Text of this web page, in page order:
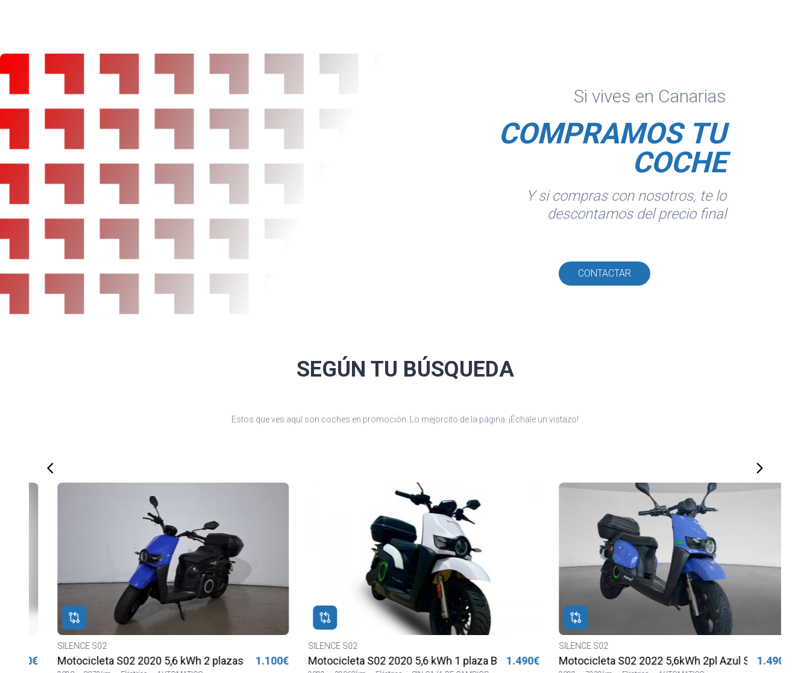
acompañante con pretensores
Si vives en Canarias
COMPRAMOS TU
COCHE
Y si compras con nosotros, te lo
descontamos del precio final
CONTACTAR
SEGÚN TU BÚSQUEDA
Estos que ves aquí son coches en promoción. Lo mejorcito de la página. ¡Échale un vistazo!
SILENCE S02
Motocicleta S02 2020 5,6 kWh 2 plazas Lilia LVSH
1.100€
SILENCE S02
Motocicleta S02 2020 5,6 kWh 1 plaza Blanca1.490€
SILENCE S02
Motocicleta S02 2022 5,6kWh 2pl Azul Sharing
1.490€